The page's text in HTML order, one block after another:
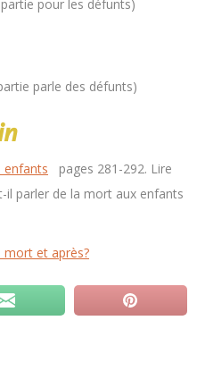
pour les défunts)
parle des défunts)
enfants pages 281-292. Lire
parler de la mort aux enfants
mort et après?